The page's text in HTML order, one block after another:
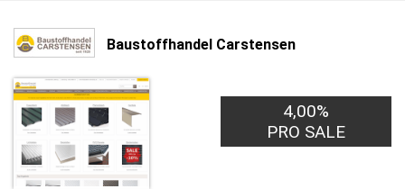
Baustoffhandel Carstensen
4,00%
PRO SALE